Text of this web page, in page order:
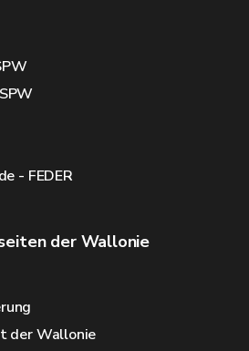
- FEDER
der Wallonie
der Wallonie